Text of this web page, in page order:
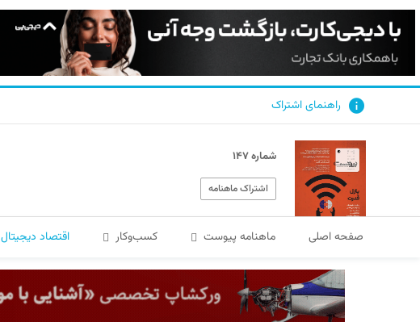
راهنمای اشتراک
شماره ۱۴۷
اشتراک ماهنامه
صفحه اصلی ماهنامه پیوست کسب‌و‌کار اقتصاد دیجیتال